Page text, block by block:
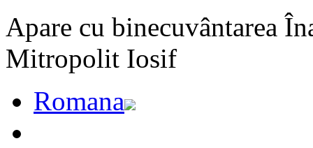
Apare cu binecuvântarea
Mitropolit Iosif
Romana